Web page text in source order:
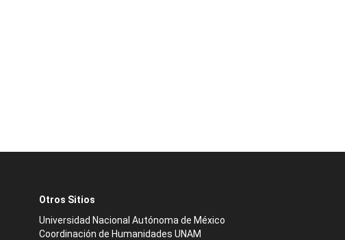
Otros Sitios
Universidad Nacional Autónoma de México
Coordinación de Humanidades UNAM